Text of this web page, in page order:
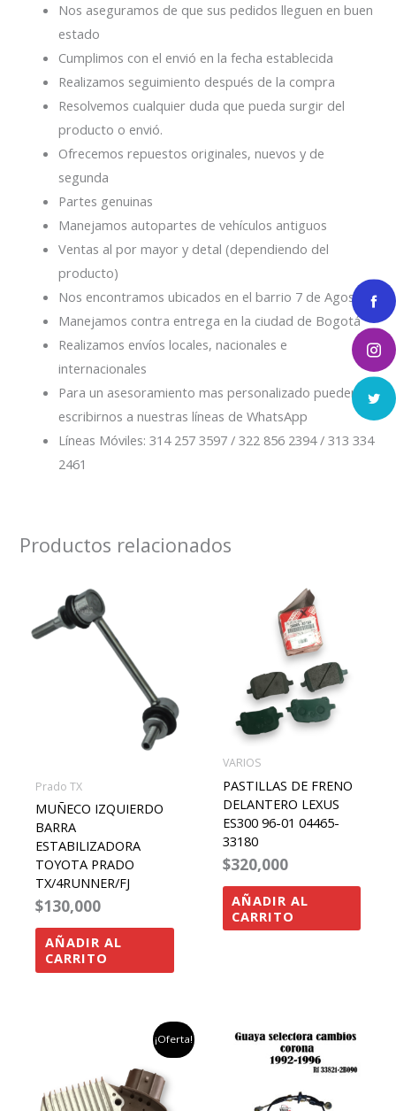
Nos aseguramos de que sus pedidos lleguen en buen
estado
Cumplimos con el envió en la fecha establecida
Realizamos seguimiento después de la compra
Resolvemos cualquier duda que pueda surgir del
producto o envió.
Ofrecemos repuestos originales, nuevos y de
segunda
Partes genuinas
Manejamos autopartes de vehículos antiguos
Ventas al por mayor y detal (dependiendo del
producto)
Nos encontramos ubicados en el barrio 7 de Agosto
Manejamos contra entrega en la ciudad de Bogotá
Realizamos envíos locales, nacionales e
internacionales
Para un asesoramiento mas personalizado pueden
escribirnos a nuestras líneas de WhatsApp
Líneas Móviles: 314 257 3597 / 322 856 2394 / 313 334
2461
Productos relacionados
Prado TX
MUÑECO IZQUIERDO
BARRA
ESTABILIZADORA
TOYOTA PRADO
TX/4RUNNER/FJ
$130,000
AÑADIR AL
CARRITO
VARIOS
PASTILLAS DE FRENO
DELANTERO LEXUS
ES300 96-01 04465-
33180
$320,000
AÑADIR AL
CARRITO
¡Oferta!
original
era:
$200,000.
el
precio
actual
es: